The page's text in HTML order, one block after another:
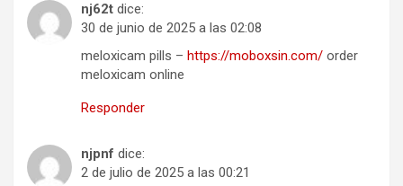
nj62t dice:
30 de junio de 2025 a las 02:08
meloxicam pills – https://moboxsin.com/ order
meloxicam online
Responder
njpnf dice:
2 de julio de 2025 a las 00:21